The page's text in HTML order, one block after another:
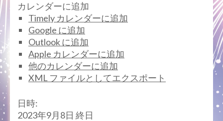
カレンダーに追加
Timely カレンダーに追加
Google に追加
Outlook に追加
Apple カレンダーに追加
他のカレンダーに追加
XML ファイルとしてエクスポート
日時:
2023年9月8日 終日